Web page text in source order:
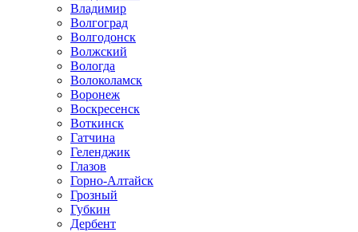
Владимир
Волгоград
Волгодонск
Волжский
Вологда
Волоколамск
Воронеж
Воскресенск
Воткинск
Гатчина
Геленджик
Глазов
Горно-Алтайск
Грозный
Губкин
Дербент